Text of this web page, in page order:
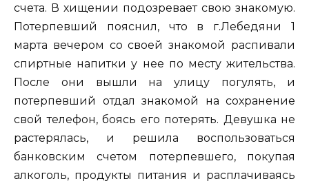
счета. В хищении подозревает свою знакомую.
Потерпевший пояснил, что в г.Лебедяни 1
марта вечером со своей знакомой распивали
спиртные напитки у нее по месту жительства.
После они вышли на улицу погулять, и
потерпевший отдал знакомой на сохранение
свой телефон, боясь его потерять. Девушка не
растерялась, и решила воспользоваться
банковским счетом потерпевшего, покупая
алкоголь, продукты питания и расплачиваясь